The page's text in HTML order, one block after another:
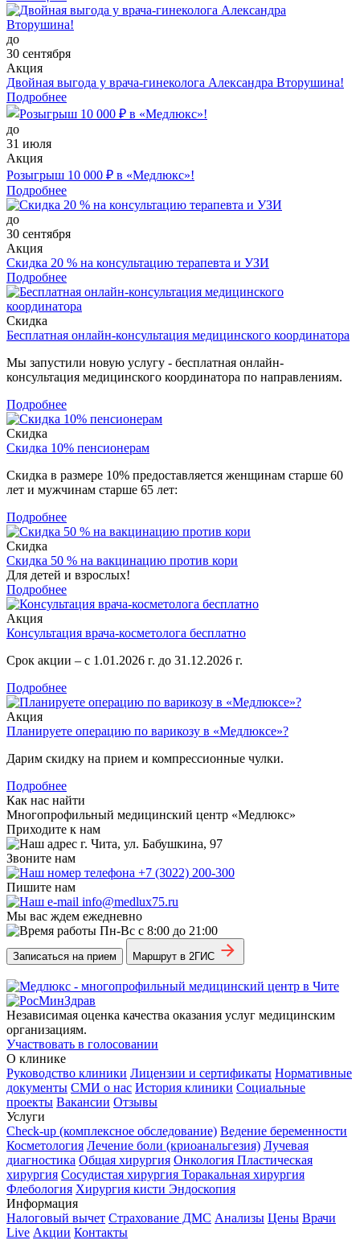
до
30 сентября
Акция
Двойная выгода у врача‑гинеколога Александра Вторушина!
Подробнее
до
31 июля
Акция
Розыгрыш 10 000 ₽ в «Медлюкс»!
Подробнее
до
30 сентября
Акция
Скидка 20 % на консультацию терапевта и УЗИ
Подробнее
Скидка
Бесплатная онлайн-консультация медицинского координатора
Мы запустили новую услугу - бесплатная онлайн-
консультация медицинского координатора по направлениям.
Подробнее
Скидка
Скидка 10% пенсионерам
Скидка в размере 10% предоставляется женщинам старше 60
лет и мужчинам старше 65 лет:
Подробнее
Скидка
Скидка 50 % на вакцинацию против кори
Для детей и взрослых!
Подробнее
Акция
Консультация врача-косметолога бесплатно
Срок акции – с 1.01.2026 г. до 31.12.2026 г.
Подробнее
Акция
Планируете операцию по варикозу в «Медлюксе»?
Дарим скидку на прием и компрессионные чулки.
Подробнее
Как нас найти
Многопрофильный медицинский центр «Медлюкс»
Приходите к нам
г. Чита, ул. Бабушкина, 97
Звоните нам
+7 (3022) 200-300
Пишите нам
info@medlux75.ru
Мы вас ждем ежедневно
Пн-Вс с 8:00 до 21:00
Записаться на прием Маршрут в 2ГИС
Независимая оценка качества оказания услуг медицинским
организациям.
Участвовать в голосовании
О клинике
Руководство клиники Лицензии и сертификаты Нормативные
документы СМИ о нас История клиники Социальные
проекты Вакансии Отзывы
Услуги
Check-up (комплексное обследование) Ведение беременности
Косметология Лечение боли (криоанальгезия) Лучевая
диагностика Общая хирургия Онкология Пластическая
хирургия Сосудистая хирургия Торакальная хирургия
Флебология Хирургия кисти Эндоскопия
Информация
Налоговый вычет Страхование ДМС Анализы Цены Врачи
Live Акции Контакты